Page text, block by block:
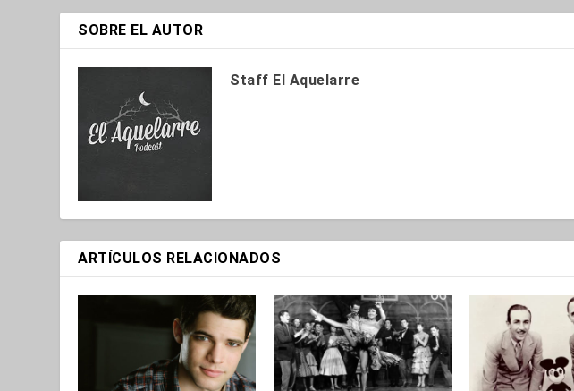
SOBRE EL AUTOR
Staff El Aquelarre
ARTÍCULOS RELACIONADOS